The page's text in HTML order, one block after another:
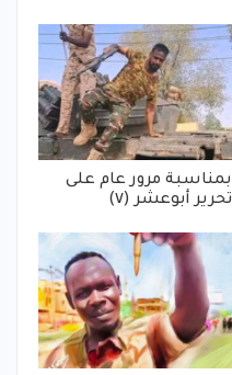
بمناسبة مرور عام على
تحرير أبوعشر (٧)